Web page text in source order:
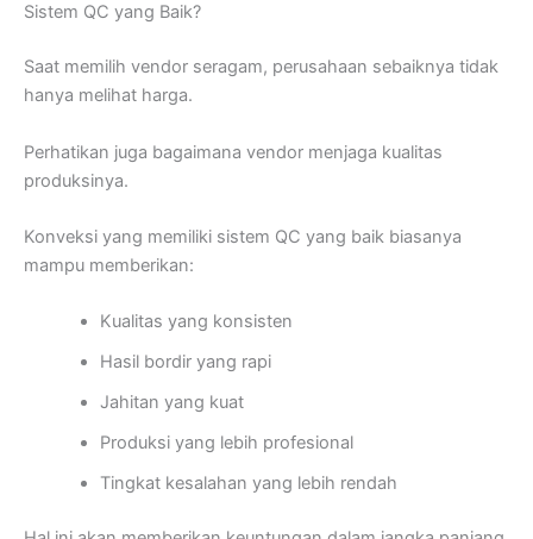
Sistem QC yang Baik?
Saat memilih vendor seragam, perusahaan sebaiknya tidak
hanya melihat harga.
Perhatikan juga bagaimana vendor menjaga kualitas
produksinya.
Konveksi yang memiliki sistem QC yang baik biasanya
mampu memberikan:
Kualitas yang konsisten
Hasil bordir yang rapi
Jahitan yang kuat
Produksi yang lebih profesional
Tingkat kesalahan yang lebih rendah